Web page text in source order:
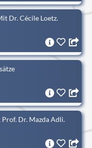
Dr. Cécile Loetz.
Prof. Dr. Mazda Adli.